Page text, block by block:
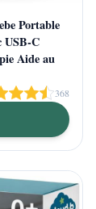
Portable
USB-C
Aide au
368